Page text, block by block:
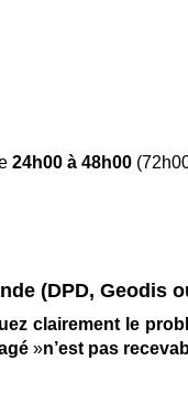
24h00 à 48h00
(DPD, Geodis
clairement le
»n’est pas